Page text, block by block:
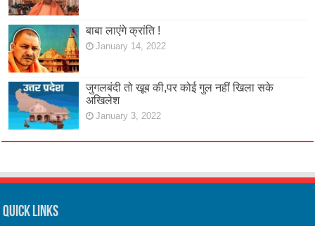
बाबा लाएंगे क्रांति !
January 14, 2022
जुगलबंदी तो खूब की,पर कोई गुल नहीं खिला सके
अखिलेश
January 3, 2022
Quick Links